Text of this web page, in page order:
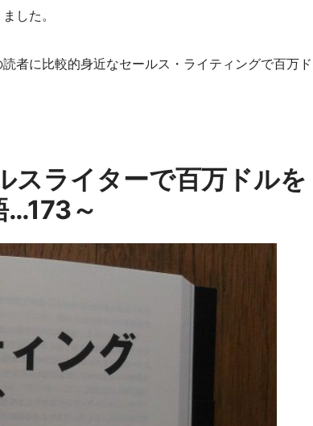
した。
者に比較的身近なセールス・ライティングで百万ド
スライターで百万ドルを
…173～